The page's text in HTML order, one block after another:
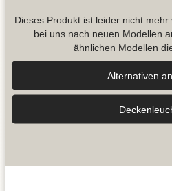
Dieses Produkt ist leider nicht
bei uns nach neuen Modellen
ähnlichen Modellen
Alternativen